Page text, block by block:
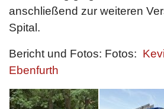
anschließend zur weiteren
Spital.
Bericht und Fotos: Fotos:
Ebenfurth